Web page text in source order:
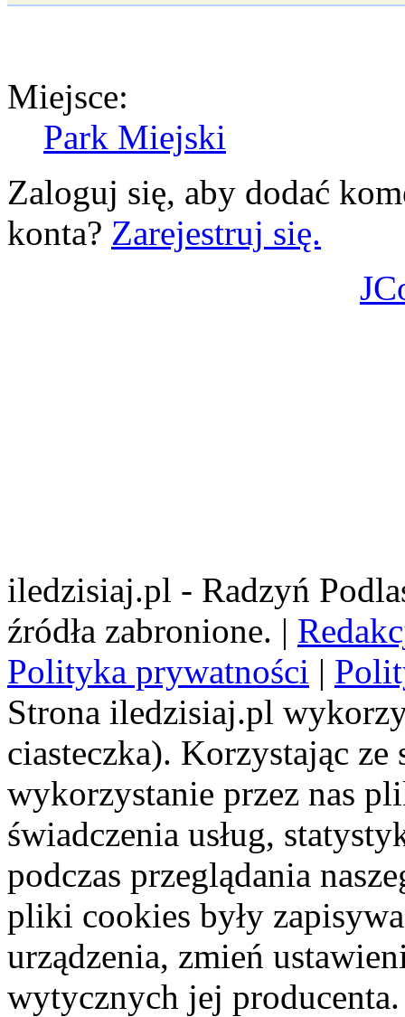
Miejsce:
Park Miejski
Zaloguj się, aby dodać
konta? Zarejestruj się.
iledzisiaj.pl - Radzyń
źródła zabronione. |
Polityka prywatności |
Strona iledzisiaj.pl
ciasteczka). Korzystając
wykorzystanie przez nas
świadczenia usług,
podczas przeglądania
pliki cookies były
urządzenia, zmień
wytycznych jej producenta.